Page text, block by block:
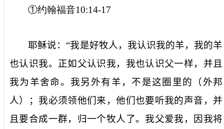
①约翰福音10:14-17
耶稣说：“我是好牧人，我认识我的羊，我的羊
也认识我。正如父认识我，我也认识父一样，并且
我为羊舍命。我另外有羊，不是这圈里的（外邦
人）；我必须领他们来，他们也要听我的声音，并
且要合成一群，归一个牧人了。我父爱我，因我将